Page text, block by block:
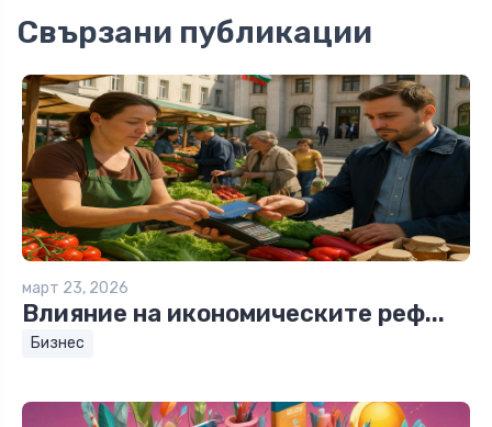
Свързани публикации
март 23, 2026
Влияние на икономическите реф...
Бизнес